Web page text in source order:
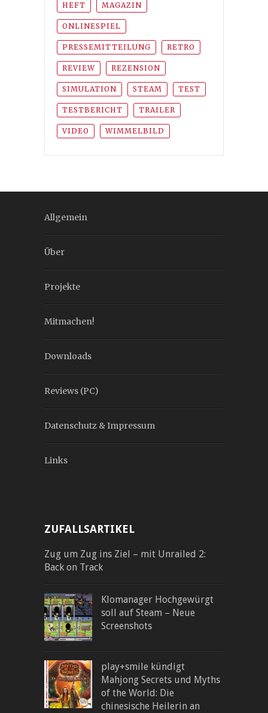
HEFT MAGAZIN
ONLINESPIEL
PRESSEMITTEILUNG RETRO
REVIEW REZENSION
SIMULATION STEAM TEST
TESTBERICHT TRAILER
VIDEO WIMMELBILD
Allgemein
Über
Projekte
Mitmachen!
Downloads
Reviews (PC)
Datenschutz & Impressum
Links
ZUFALLSARTIKEL
Zug um Zug ins Ziel – mit Unrailed 2:
Back on Track
Klomanager Hochgewürgt
soll auf Steam – Neue
Screenshots
play+smile kündigt
Mahjong Secrets und Myths
of the World: Die
chinesische Heilerin an